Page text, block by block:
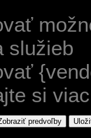
služieb
si
predvoľby